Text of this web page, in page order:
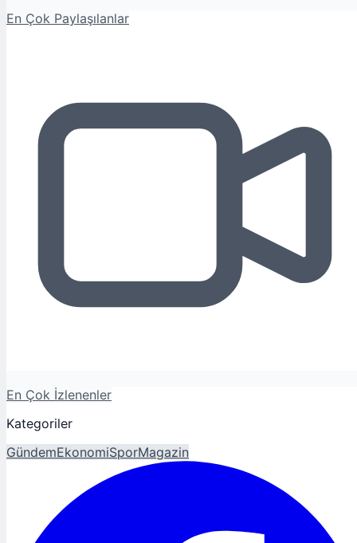
En Çok Paylaşılanlar
En Çok İzlenenler
Kategoriler
GündemEkonomiSporMagazin